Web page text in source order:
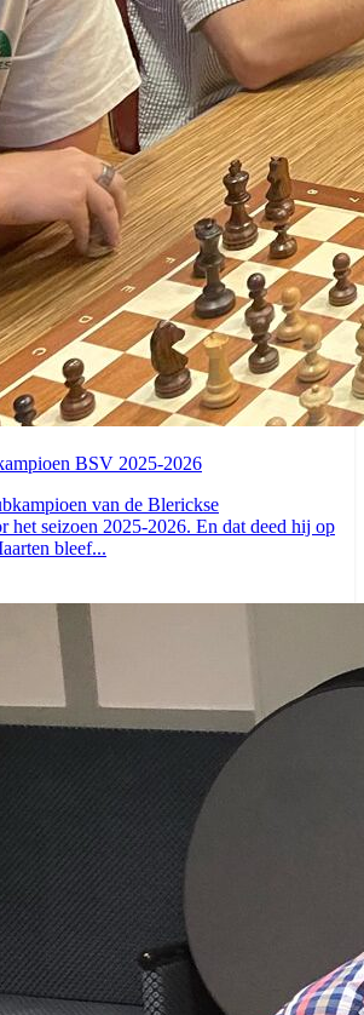
BSV 2025-2026
van de Blerickse
het seizoen 2025-2026. En dat deed hij op
bleef...